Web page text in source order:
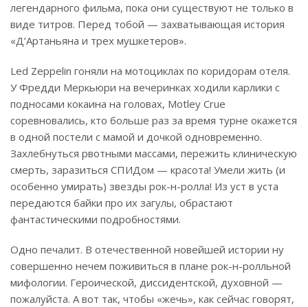
легендарного фильма, пока они существуют не только в
виде титров. Перед тобой — захватывающая история
«Д’Артаньяна и трех мушкетеров».
Led Zeppelin гоняли на мотоциклах по коридорам отеля.
У Фредди Меркьюри на вечеринках ходили карлики с
подносами кокаина на головах, Motley Crue
соревновались, кто больше раз за время турне окажется
в одной постели с мамой и дочкой одновременно.
Захлебнуться рвотными массами, пережить клиническую
смерть, заразиться СПИДом — красота! Умели жить (и
особенно умирать) звезды рок-н-ролла! Из уст в уста
передаются байки про их загулы, обрастают
фантастическими подробностями.
Одно печалит. В отечественной новейшей истории ну
совершенно нечем поживиться в плане рок-н-ролльной
мифологии. Героической, диссидентской, духовной —
пожалуйста. А вот так, чтобы «жечь», как сейчас говорят,